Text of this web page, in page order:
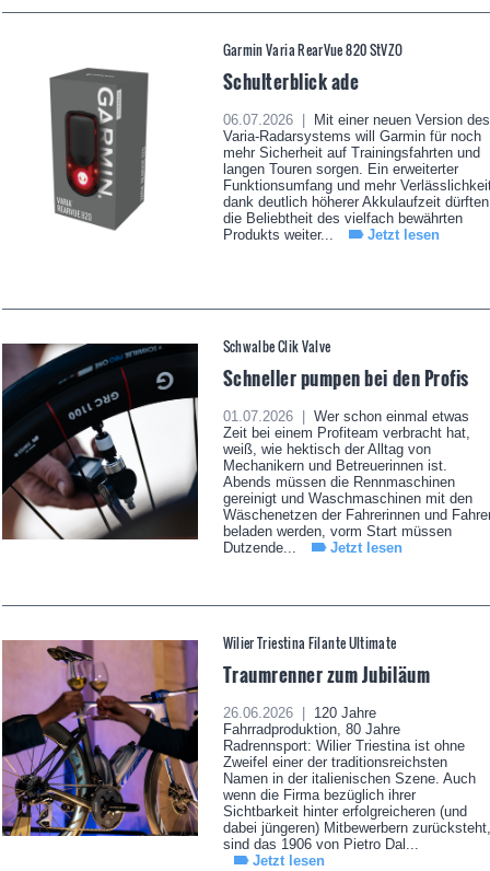
Garmin Varia RearVue 820 StVZO
Schulterblick ade
06.07.2026 |
Mit einer neuen Version des
Varia-Radarsystems will Garmin für noch
mehr Sicherheit auf Trainingsfahrten und
langen Touren sorgen. Ein erweiterter
Funktionsumfang und mehr
dank deutlich höherer Akkulaufzeit dürften
die Beliebtheit des vielfach bewährten
Produkts weiter...
Jetzt lesen
Schwalbe Clik Valve
Schneller pumpen bei den Profis
01.07.2026 |
Wer schon einmal etwas
Zeit bei einem Profiteam verbracht hat,
weiß, wie hektisch der Alltag von
Mechanikern und Betreuerinnen ist.
Abends müssen die Rennmaschinen
gereinigt und Waschmaschinen mit den
Wäschenetzen der Fahrerinnen und
beladen werden, vorm Start müssen
Dutzende...
Jetzt lesen
Wilier Triestina Filante Ultimate
Traumrenner zum Jubiläum
26.06.2026 |
120 Jahre
Fahrradproduktion, 80 Jahre
Radrennsport: Wilier Triestina ist ohne
Zweifel einer der traditionsreichsten
Namen in der italienischen Szene. Auch
wenn die Firma bezüglich ihrer
Sichtbarkeit hinter erfolgreicheren (und
dabei jüngeren) Mitbewerbern zurücksteht,
sind das 1906 von Pietro Dal...
Jetzt lesen